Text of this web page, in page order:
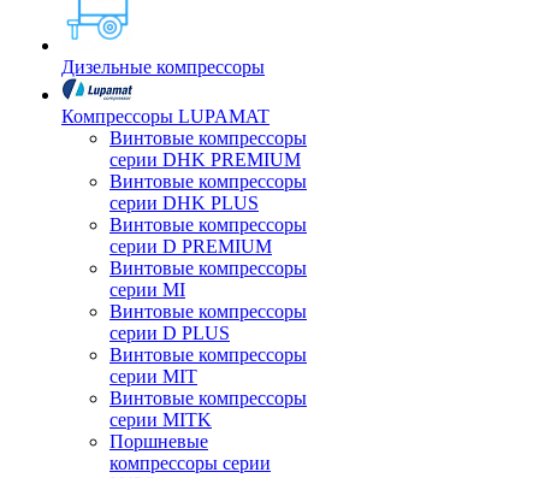
Дизельные компрессоры
Компрессоры LUPAMAT
Винтовые компрессоры
серии DHK PREMIUM
Винтовые компрессоры
серии DHK PLUS
Винтовые компрессоры
серии D PREMIUM
Винтовые компрессоры
серии MI
Винтовые компрессоры
серии D PLUS
Винтовые компрессоры
серии MIT
Винтовые компрессоры
серии MITK
Поршневые
компрессоры серии